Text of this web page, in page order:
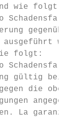
wie folgt:
Schadensfall
ausgeführt
folgt:
gültig bei
die oben
La